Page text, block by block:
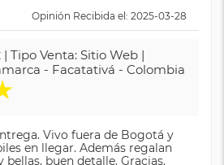
Opinión Recibida el: 2025-03-28
| Tipo Venta: Sitio Web |
- Facatativá - Colombia
Vivo fuera de Bogotá y
en llegar. Además regalan
bellas, buen detalle. Gracias.